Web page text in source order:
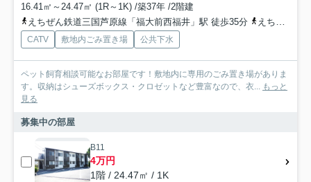
16.41㎡～24.47㎡ (1R～1K) /築37年 /2階建
えちぜん鉄道三国芦原線「福大前西福井」駅 徒歩35分
えちぜん鉄道三国芦原線「日華化学前」駅 徒歩37分
CATV 敷地内ごみ置き場 公共下水
ペット飼育相談可能なお部屋です！敷地内に専用のごみ置き場がありま
す。収納はシューズボックス・クロゼットなど豊富なので、衣... もっと
見る
募集中の部屋
B11
4万円
1階 / 24.47㎡ / 1K